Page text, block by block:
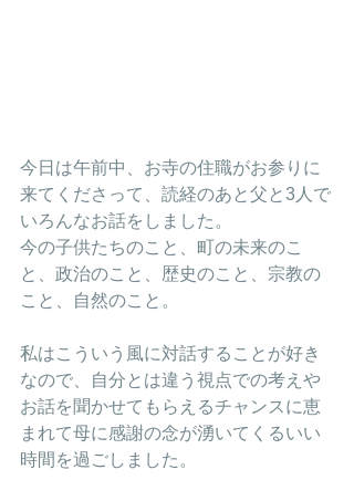
今日は午前中、お寺の住職がお参りに
来てくださって、読経のあと父と3人で
いろんなお話をしました。
今の子供たちのこと、町の未来のこ
と、政治のこと、歴史のこと、宗教の
こと、自然のこと。
私はこういう風に対話することが好き
なので、自分とは違う視点での考えや
お話を聞かせてもらえるチャンスに恵
まれて母に感謝の念が湧いてくるいい
時間を過ごしました。